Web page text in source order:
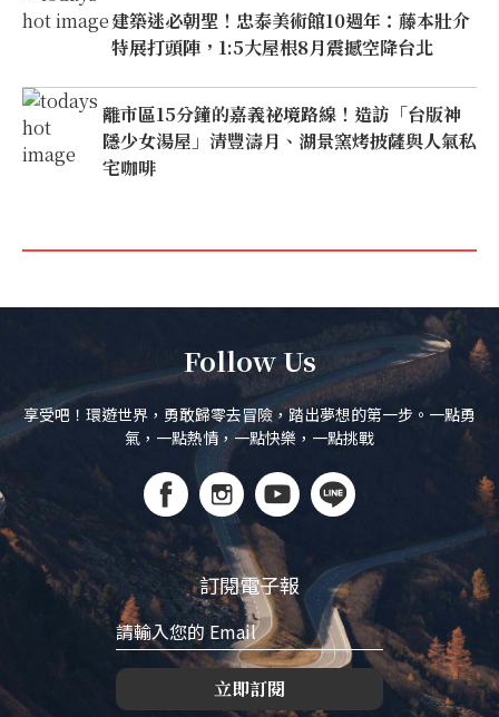
建築迷必朝聖！忠泰美術館10週年：藤本壯介
特展打頭陣，1:5大屋根8月震撼空降台北
離市區15分鐘的嘉義祕境路線！造訪「台版神
隱少女湯屋」清豐濤月、湖景窯烤披薩與人氣私
宅咖啡
Follow Us
享受吧！環遊世界，勇敢歸零去冒險，踏出夢想的第一步。一點勇
氣，一點熱情，一點快樂，一點挑戰
訂閱電子報
立即訂閱